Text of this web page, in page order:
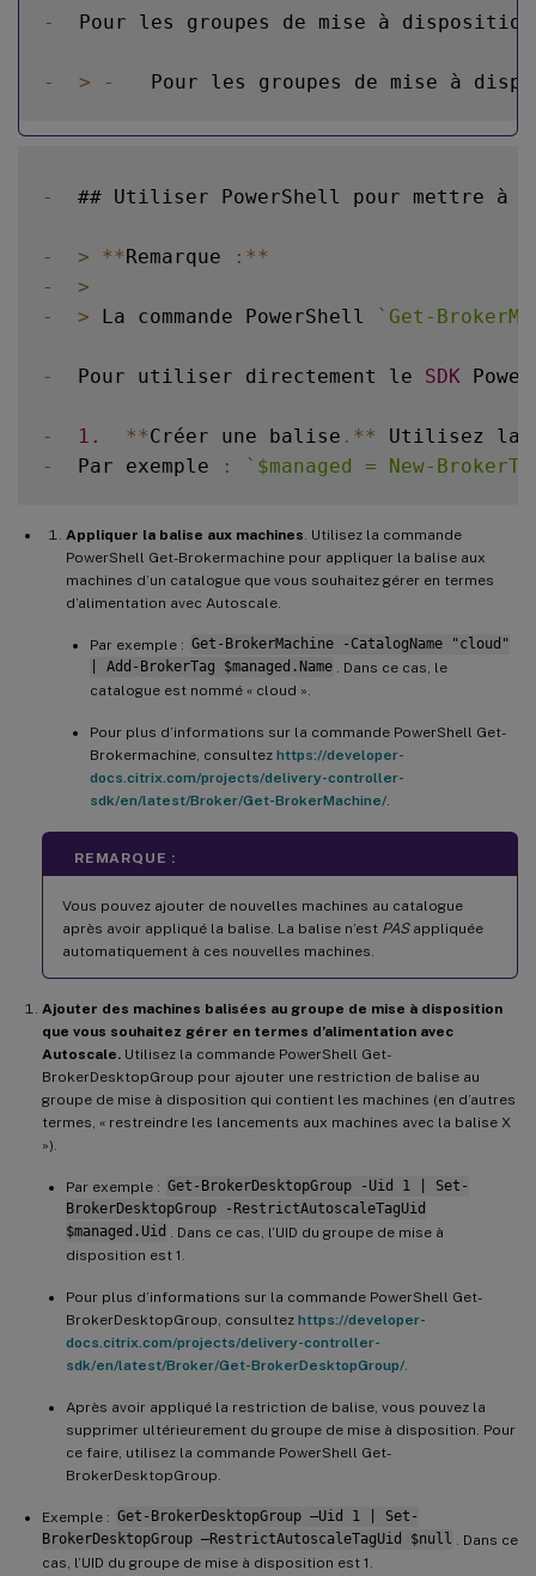
-
Pour les groupes de mise à
- > -
Pour les groupes de mise à
-
## Utiliser PowerShell pour mettre à
- > **Remarque : **
-
>
-
> La commande PowerShell ` Get-
-
  Pour utiliser directement le
SDK
- 1. **Créer une balise . **
Utilisez la
-
  Par exemple
: ` $managed = New-
Appliquer la balise aux machines . Utilisez la commande
PowerShell Get-Brokermachine pour appliquer la balise aux
machines d’un catalogue que vous souhaitez gérer en termes
d’alimentation avec Autoscale.
Par exemple : Get-BrokerMachine -CatalogName "cloud"
| Add-BrokerTag $managed.Name
. Dans ce cas, le
catalogue est nommé « cloud ».
Pour plus d’informations sur la commande PowerShell Get-
Brokermachine, consultez https://developer-
docs.citrix.com/projects/delivery-controller-
sdk/en/latest/Broker/Get-BrokerMachine/
REMARQUE :
Vous pouvez ajouter de nouvelles machines au catalogue
après avoir appliqué la balise. La balise n’est PASappliquée
automatiquement à ces nouvelles machines.
Ajouter des machines balisées au groupe de mise à disposition
que vous souhaitez gérer en termes d’alimentation avec
Autoscale. Utilisez la commande PowerShell Get-
BrokerDesktopGroup pour ajouter une restriction de balise au
groupe de mise à disposition qui contient les machines (en d’autres
termes, « restreindre les lancements aux machines avec la balise X
»).
Par exemple : Get-BrokerDesktopGroup -Uid 1 | Set-
BrokerDesktopGroup -RestrictAutoscaleTagUid
$managed.Uid
. Dans ce cas, l’UID du groupe de mise à
disposition est 1.
Pour plus d’informations sur la commande PowerShell Get-
BrokerDesktopGroup, consultez https://developer-
docs.citrix.com/projects/delivery-controller-
sdk/en/latest/Broker/Get-BrokerDesktopGroup/
Après avoir appliqué la restriction de balise, vous pouvez la
supprimer ultérieurement du groupe de mise à disposition. Pour
ce faire, utilisez la commande PowerShell Get-
BrokerDesktopGroup.
Exemple : Get-BrokerDesktopGroup –Uid 1 | Set-
BrokerDesktopGroup –RestrictAutoscaleTagUid $null
. Dans ce
cas, l’UID du groupe de mise à disposition est 1.